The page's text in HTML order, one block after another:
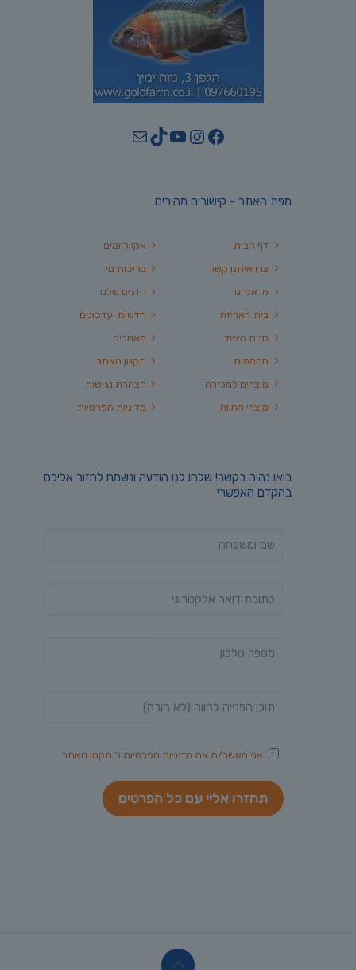
Facebook
Instagram
YouTube
TikTok
Mail
מפת האתר - קישורים מהירים
אקווריומים
בריכות נוי
הדגים שלנו
חדשות ועדכונים
מאמרים
תקנון האתר
הצהרת נגישות
מדיניות הפרטיות
דף הבית
צרו איתנו קשר
מי אנחנו
בית האריזה
חנות הציוד
החממות
מוצרים למכירה
מוצרי החווה
בואו נהיה בקשר! שלחו לנו הודעה ונשמח לחזור אליכם
בהקדם האפשרי
אני מאשר/ת את מדיניות הפרטיות ו־ תקנון האתר